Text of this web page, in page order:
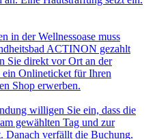
in der Wellnessoase muss
ACTINON gezahlt
Sie direkt vor Ort an der
ein Onlineticket für Ihren
Shop erwerben.
willigen Sie ein, dass die
gewählten Tag und zur
Danach verfällt die Buchung.